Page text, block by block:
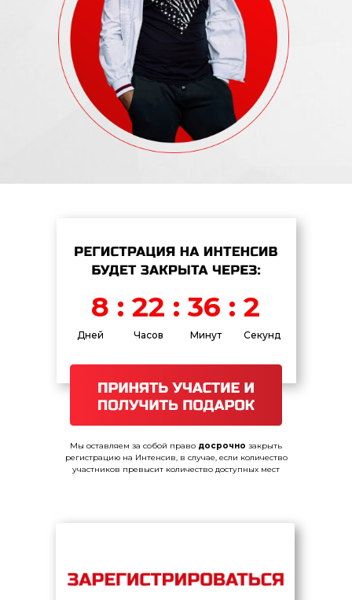
8 : 22 : 36 : 2
Дней Часов Минут Секунд
Мы оставляем за собой право досрочно закрыть
регистрацию на Интенсив, в случае, если количество
участников превысит количество доступных мест